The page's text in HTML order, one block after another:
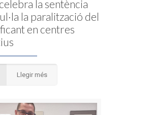
la sentència
la paralització del
en centres
Llegir més